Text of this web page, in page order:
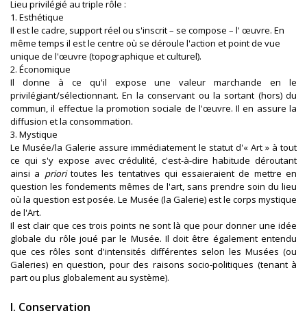
Lieu privilégié au triple rôle :
1. Esthétique
Il est le cadre, support réel ou s'inscrit – se compose – l' œuvre. En
même temps il est le centre où se déroule l'action et point de vue
unique de l'œuvre (topographique et culturel).
2. Économique
Il donne à ce qu'il expose une valeur marchande en le
privilégiant/sélectionnant. En la conservant ou la sortant (hors) du
commun, il effectue la promotion sociale de l'œuvre. Il en assure la
diffusion et la consommation.
3. Mystique
Le Musée/la Galerie assure immédiatement le statut d'« Art » à tout
ce qui s'y expose avec crédulité, c'est-à-dire habitude déroutant
ainsi a priori toutes les tentatives qui essaieraient de mettre en
question les fondements mêmes de l'art, sans prendre soin du lieu
où la question est posée. Le Musée (la Galerie) est le corps mystique
de l'Art.
Il est clair que ces trois points ne sont là que pour donner une idée
globale du rôle joué par le Musée. Il doit être également entendu
que ces rôles sont d'intensités différentes selon les Musées (ou
Galeries) en question, pour des raisons socio-politiques (tenant à
part ou plus globalement au système).
I. Conservation